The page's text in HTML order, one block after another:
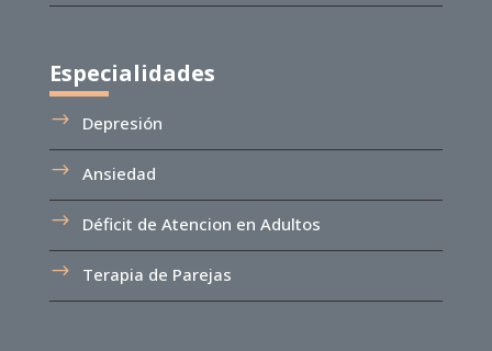
Especialidades
Depresión
Ansiedad
Déficit de Atencion en Adultos
Terapia de Parejas